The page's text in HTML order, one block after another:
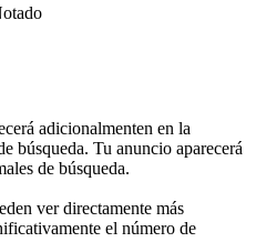
adicionalmenten en la
búsqueda. Tu anuncio aparecerá
de búsqueda.
ver directamente más
el número de